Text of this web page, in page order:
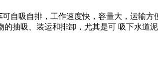
可自吸自排，工作速度快，容量大，运输
抽吸、装运和排卸，尤其是可 吸下水道